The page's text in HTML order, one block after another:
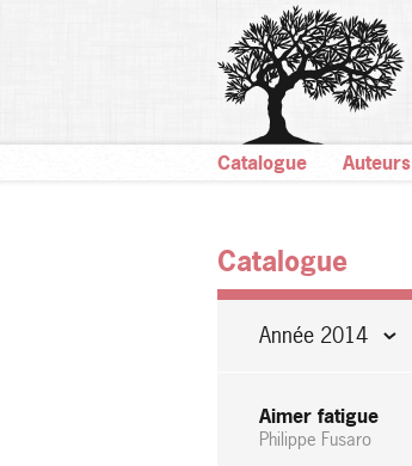
Catalogue Auteurs
Catalogue
Année 2014
Aimer fatigue
Philippe Fusaro